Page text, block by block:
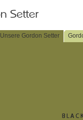
Unsere Gordon Setter